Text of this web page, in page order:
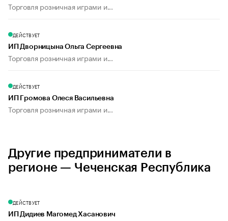
Торговля розничная играми и...
ДЕЙСТВУЕТ
ИП Дворницына Ольга Сергеевна
Торговля розничная играми и...
ДЕЙСТВУЕТ
ИП Громова Олеся Васильевна
Торговля розничная играми и...
Другие предприниматели в
регионе — Чеченская Республика
ДЕЙСТВУЕТ
ИП Дидиев Магомед Хасанович